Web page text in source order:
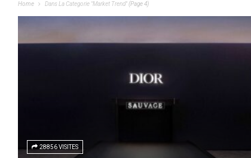
Home Dans La Categorie "Market Trend"(Page 4)
28856 VISITES